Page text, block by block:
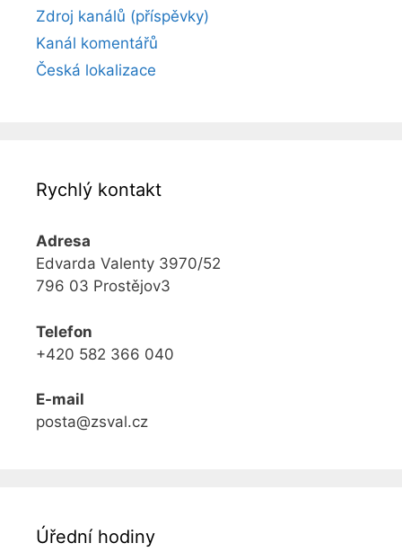
Zdroj kanálů (příspěvky)
Kanál komentářů
Česká lokalizace
Rychlý kontakt
Adresa
Edvarda Valenty 3970/52
796 03 Prostějov3
Telefon
+420 582 366 040
E-mail
posta@zsval.cz
Úřední hodiny